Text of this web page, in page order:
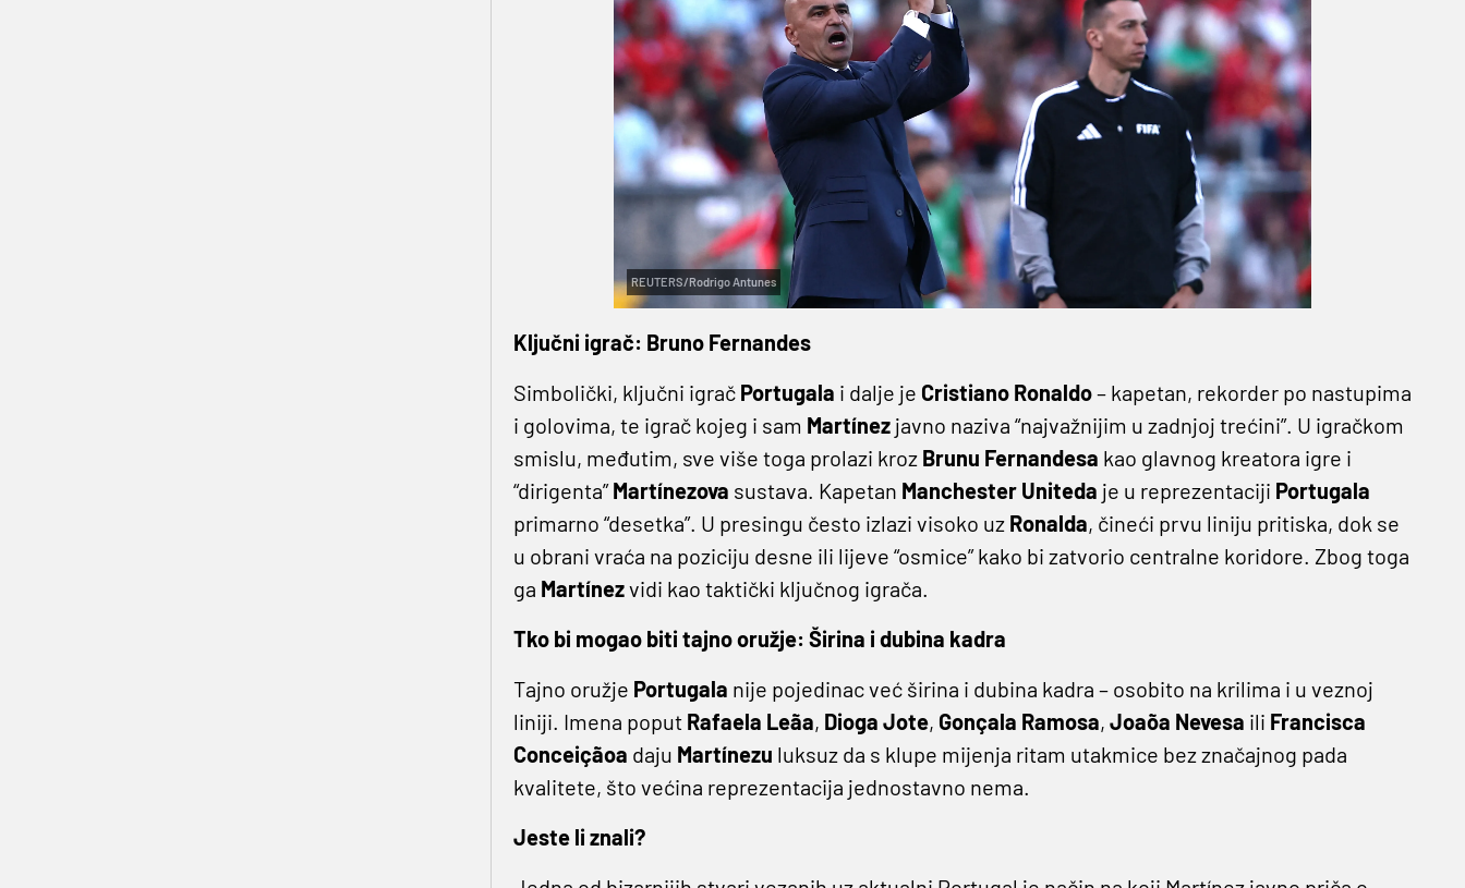
REUTERS/Rodrigo Antunes
Ključni igrač: Bruno Fernandes
Simbolički, ključni igrač Portugala i dalje je Cristiano Ronaldo– kapetan, rekorder po nastupima
i golovima, te igrač kojeg i sam Martínezjavno naziva “najvažnijim u zadnjoj trećini”. U igračkom
smislu, međutim, sve više toga prolazi kroz Brunu Fernandesa kao glavnog kreatora igre i
“dirigenta”Martínezova sustava. Kapetan Manchester Uniteda je u reprezentaciji Portugala
primarno “desetka”. U presingu često izlazi visoko uz Ronalda, čineći prvu liniju pritiska, dok se
u obrani vraća na poziciju desne ili lijeve “osmice” kako bi zatvorio centralne koridore. Zbog toga
ga Martínezvidi kao taktički ključnog igrača.
Tko bi mogao biti tajno oružje: Širina i dubina kadra
Tajno oružje Portugala nije pojedinac već širina i dubina kadra – osobito na krilima i u veznoj
liniji. Imena poput Rafaela Leãa, Dioga Jote, Gonçala Ramosa, Joaõa Nevesa ili Francisca
Conceiçãoa daju Martínezu luksuz da s klupe mijenja ritam utakmice bez značajnog pada
kvalitete, što većina reprezentacija jednostavno nema.
Jeste li znali?